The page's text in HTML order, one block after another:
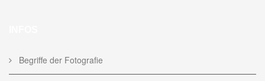
Begriffe der Fotografie